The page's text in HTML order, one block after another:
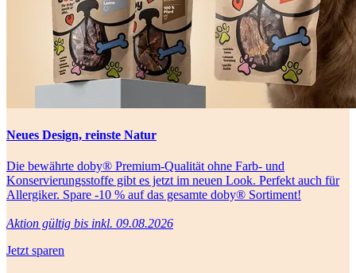
Neues Design, reinste Natur
Die bewährte doby® Premium-Qualität ohne Farb- und
Konservierungsstoffe gibt es jetzt im neuen Look. Perfekt auch für
Allergiker. Spare -10 % auf das gesamte doby® Sortiment!
Aktion gültig bis inkl. 09.08.2026
Jetzt sparen